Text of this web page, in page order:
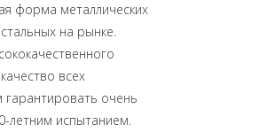
форма металлических
на рынке.
всех
гарантировать очень
летним испытанием.